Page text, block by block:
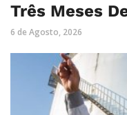
Três Meses
6 de Agosto, 2026